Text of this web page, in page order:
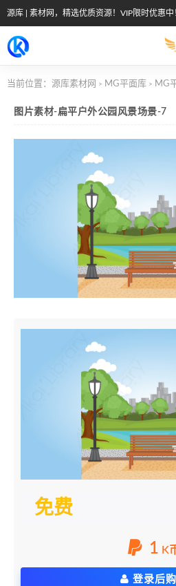
源库 | 素材网，精选优质资源！VIP限时优惠中
当前位置： 源库素材网 > MG平面库 > MG
图片素材-扁平户外公园风景场景-7
免费
1 K
登录后